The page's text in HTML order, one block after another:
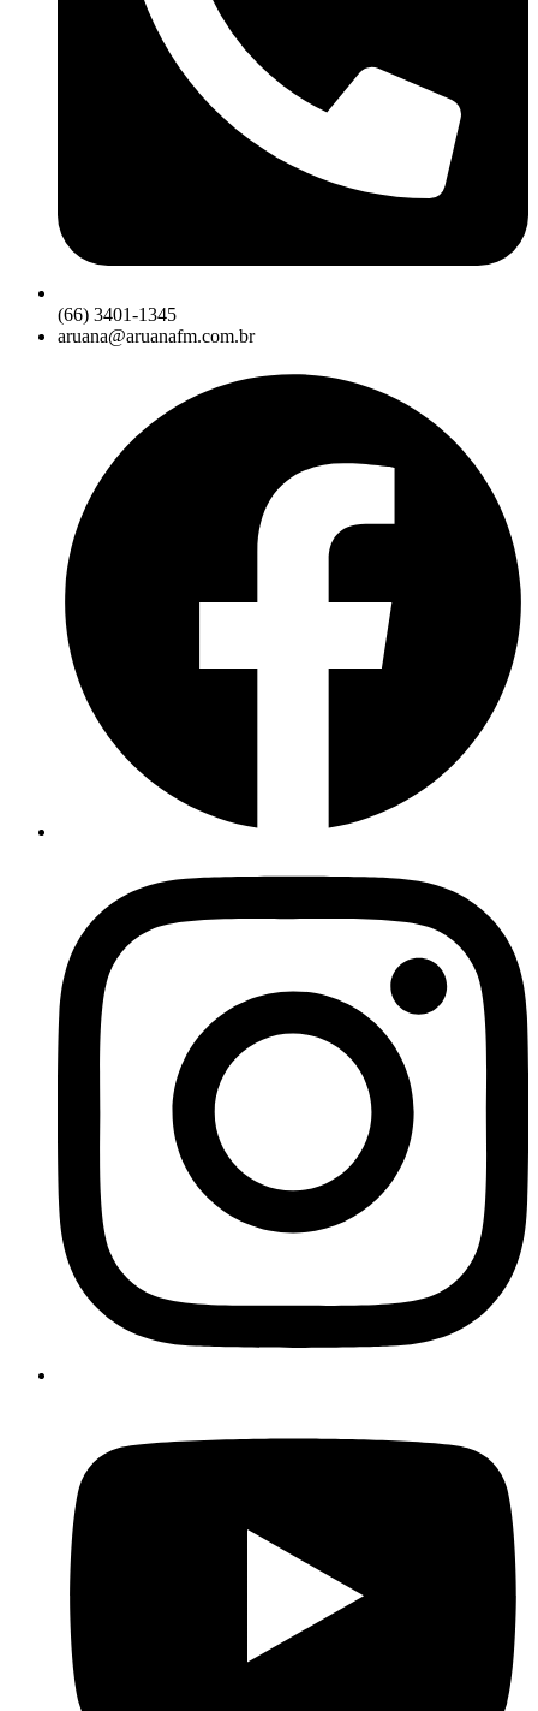
(66) 3401-1345
aruana@aruanafm.com.br